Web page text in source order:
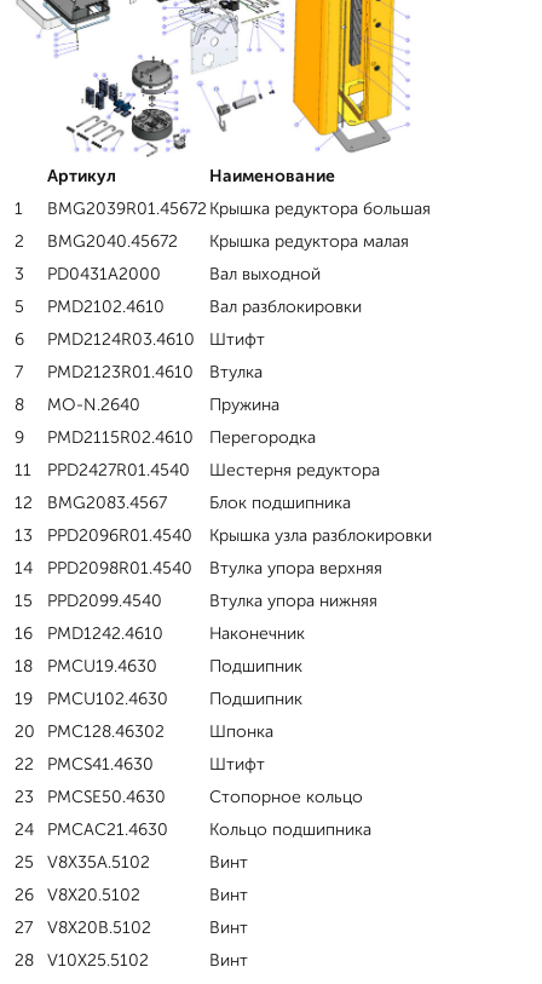
Артикул
Наименование
1
BMG2039R01.45672 Крышка редуктора большая
2
BMG2040.45672
Крышка редуктора малая
3
PD0431A2000
Вал выходной
5
PMD2102.4610
Вал разблокировки
6
PMD2124R03.4610
Штифт
7
PMD2123R01.4610
Втулка
8
MO-N.2640
Пружина
9
PMD2115R02.4610
Перегородка
11
PPD2427R01.4540
Шестерня редуктора
12
BMG2083.4567
Блок подшипника
13
PPD2096R01.4540
Крышка узла разблокировки
14
PPD2098R01.4540
Втулка упора верхняя
15
PPD2099.4540
Втулка упора нижняя
16
PMD1242.4610
Наконечник
18
PMCU19.4630
Подшипник
19
PMCU102.4630
Подшипник
20
PMC128.46302
Шпонка
22
PMCS41.4630
Штифт
23
PMCSE50.4630
Стопорное кольцо
24
PMCAC21.4630
Кольцо подшипника
25
V8X35A.5102
Винт
26
V8X20.5102
Винт
27
V8X20B.5102
Винт
28
V10X25.5102
Винт